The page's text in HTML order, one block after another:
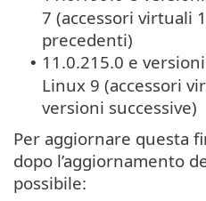
7 (accessori virtuali
precedenti)
• 11.0.215.0 e
Linux 9 (accessori
versioni successive)
Per aggiornare questa
dopo l’aggiornamento
possibile: